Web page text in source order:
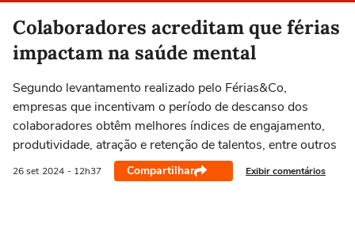
Colaboradores acreditam que férias
impactam na saúde mental
Segundo levantamento realizado pelo Férias&Co,
empresas que incentivam o período de descanso dos
colaboradores obtêm melhores índices de engajamento,
produtividade, atração e retenção de talentos, entre outros
26 set 2024 - 12h37 Compartilhar Exibir comentários